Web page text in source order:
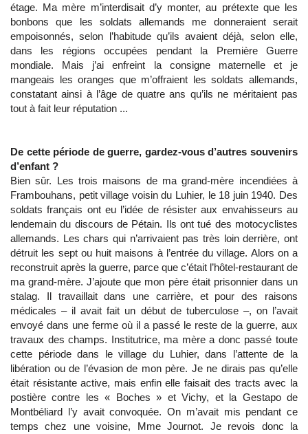
étage. Ma mère m’interdisait d’y monter, au prétexte que les
bonbons que les soldats allemands me donneraient serait
empoisonnés, selon l’habitude qu’ils avaient déjà, selon elle,
dans les régions occupées pendant la Première Guerre
mondiale. Mais j’ai enfreint la consigne maternelle et je
mangeais les oranges que m’offraient les soldats allemands,
constatant ainsi à l’âge de quatre ans qu’ils ne méritaient pas
tout à fait leur réputation ...
De cette période de guerre, gardez-vous d’autres souvenirs
d’enfant ?
Bien sûr. Les trois maisons de ma grand-mère incendiées à
Frambouhans, petit village voisin du Luhier, le 18 juin 1940. Des
soldats français ont eu l’idée de résister aux envahisseurs au
lendemain du discours de Pétain. Ils ont tué des motocyclistes
allemands. Les chars qui n’arrivaient pas très loin derrière, ont
détruit les sept ou huit maisons à l’entrée du village. Alors on a
reconstruit après la guerre, parce que c’était l’hôtel-restaurant de
ma grand-mère. J’ajoute que mon père était prisonnier dans un
stalag. Il travaillait dans une carrière, et pour des raisons
médicales – il avait fait un début de tuberculose –, on l’avait
envoyé dans une ferme où il a passé le reste de la guerre, aux
travaux des champs. Institutrice, ma mère a donc passé toute
cette période dans le village du Luhier, dans l’attente de la
libération ou de l’évasion de mon père. Je ne dirais pas qu’elle
était résistante active, mais enfin elle faisait des tracts avec la
postière contre les « Boches » et Vichy, et la Gestapo de
Montbéliard l’y avait convoquée. On m’avait mis pendant ce
temps chez une voisine, Mme Journot. Je revois donc la